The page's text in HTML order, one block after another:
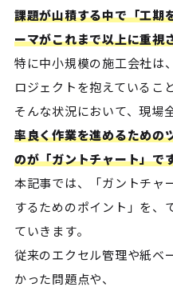
課題が山積する中で「工期
ーマがこれまで以上に重視
特に中小規模の施工会社は
ロジェクトを抱えているこ
そんな状況において、現場
率良く作業を進めるための
のが「ガントチャート」で
本記事では、「ガントチャ
するためのポイント」を、
ていきます。
従来のエクセル管理や紙ベ
かった問題点や、